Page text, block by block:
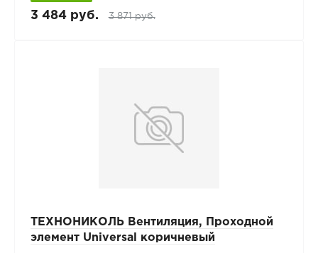
3 484 руб. 3 871 руб.
ТЕХНОНИКОЛЬ Вентиляция, Проходной
элемент Universal коричневый